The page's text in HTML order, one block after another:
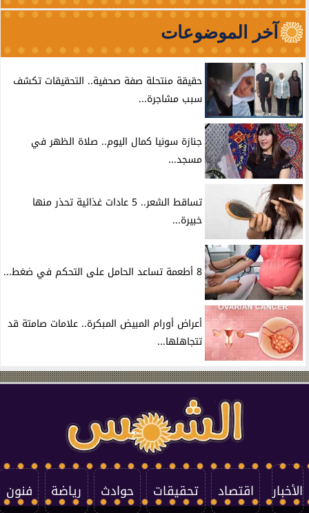
آخر الموضوعات
حقيقة منتحلة صفة صحفية.. التحقيقات تكشف
سبب مشاجرة...
جنازة سونيا كمال اليوم.. صلاة الظهر في
مسجد...
تساقط الشعر.. 5 عادات غذائية تحذر منها
خبيرة...
8 أطعمة تساعد الحامل على التحكم في ضغط...
أعراض أورام المبيض المبكرة.. علامات صامتة قد
تتجاهلها...
الأخبار اقتصاد تحقيقات حوادث رياضة فنون